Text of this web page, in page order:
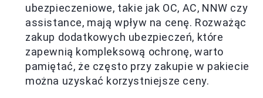
ubezpieczeniowe, takie jak OC, AC, NNW czy
assistance, mają wpływ na cenę. Rozważąc
zakup dodatkowych ubezpieczeń, które
zapewnią kompleksową ochronę, warto
pamiętać, że często przy zakupie w pakiecie
można uzyskać korzystniejsze ceny.